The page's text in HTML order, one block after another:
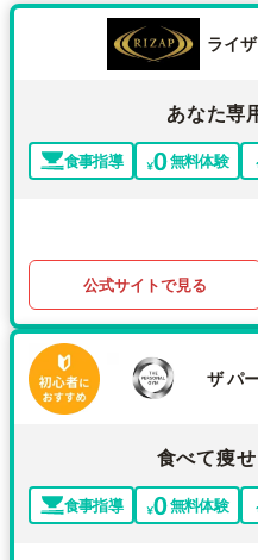
ライ
あなた専
食事指導 無料体験
公式サイトで見る
ザ パ
食べて痩
食事指導 無料体験